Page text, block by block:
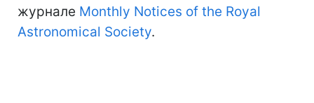
журнале Monthly Notices of the Royal
Astronomical Society.